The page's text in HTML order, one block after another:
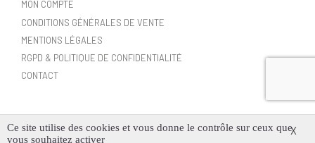
MON COMPTE
CONDITIONS GÉNÉRALES DE VENTE
MENTIONS LÉGALES
RGPD & POLITIQUE DE CONFIDENTIALITÉ
CONTACT
X
Ce site utilise des cookies et vous donne le contrôle sur ceux que
vous souhaitez activer